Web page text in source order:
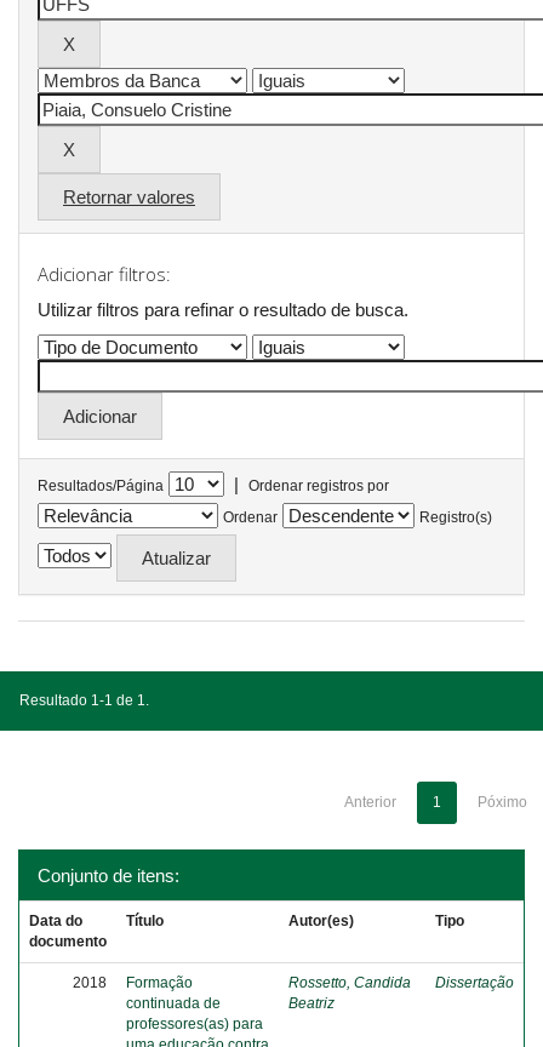
Retornar valores
Adicionar filtros:
Utilizar filtros para refinar o resultado de busca.
Resultados/Página |
Ordenar registros por
Ordenar
Registro(s)
Resultado 1-1 de 1.
Anterior 1 Póximo
Conjunto de itens:
Data do
documento
Título Autor(es) Tipo
2018
Formação
continuada de
professores(as) para
Rossetto, Candida
Beatriz
Dissertação